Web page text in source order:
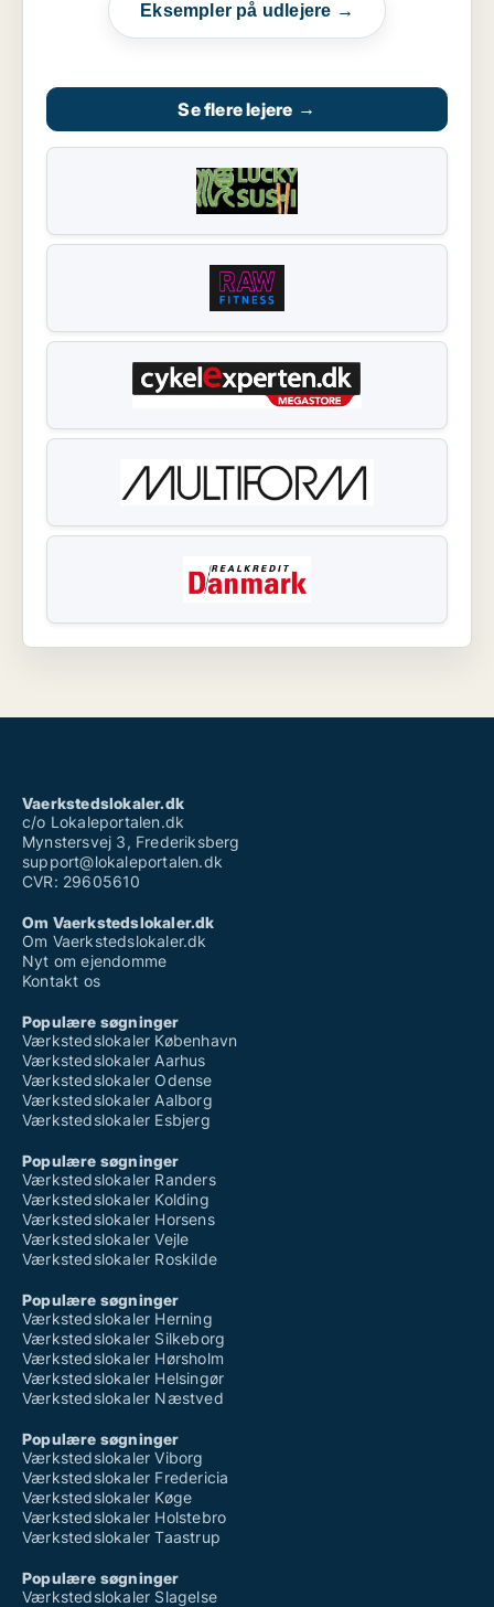
Eksempler på udlejere →
Se flere lejere →
Vaerkstedslokaler.dk
c/o Lokaleportalen.dk
Mynstersvej 3, Frederiksberg
support@lokaleportalen.dk
CVR: 29605610
Om Vaerkstedslokaler.dk
Om Vaerkstedslokaler.dk
Nyt om ejendomme
Kontakt os
Populære søgninger
Værkstedslokaler København
Værkstedslokaler Aarhus
Værkstedslokaler Odense
Værkstedslokaler Aalborg
Værkstedslokaler Esbjerg
Populære søgninger
Værkstedslokaler Randers
Værkstedslokaler Kolding
Værkstedslokaler Horsens
Værkstedslokaler Vejle
Værkstedslokaler Roskilde
Populære søgninger
Værkstedslokaler Herning
Værkstedslokaler Silkeborg
Værkstedslokaler Hørsholm
Værkstedslokaler Helsingør
Værkstedslokaler Næstved
Populære søgninger
Værkstedslokaler Viborg
Værkstedslokaler Fredericia
Værkstedslokaler Køge
Værkstedslokaler Holstebro
Værkstedslokaler Taastrup
Populære søgninger
Værkstedslokaler Slagelse